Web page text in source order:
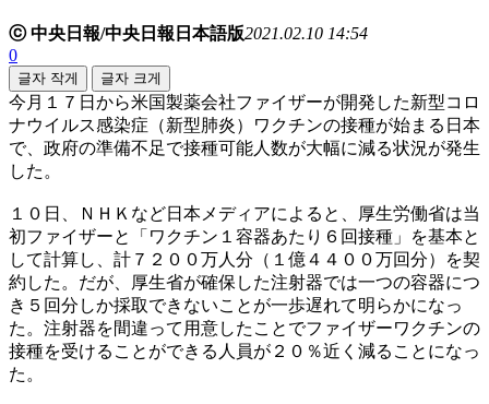
ⓒ 中央日報/中央日報日本語版2021.02.10 14:54
0
글자 작게 글자 크게
今月１７日から米国製薬会社ファイザーが開発した新型コロ
ナウイルス感染症（新型肺炎）ワクチンの接種が始まる日本
で、政府の準備不足で接種可能人数が大幅に減る状況が発生
した。
１０日、ＮＨＫなど日本メディアによると、厚生労働省は当
初ファイザーと「ワクチン１容器あたり６回接種」を基本と
して計算し、計７２００万人分（１億４４００万回分）を契
約した。だが、厚生省が確保した注射器では一つの容器につ
き５回分しか採取できないことが一歩遅れて明らかになっ
た。注射器を間違って用意したことでファイザーワクチンの
接種を受けることができる人員が２０％近く減ることになっ
た。